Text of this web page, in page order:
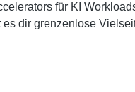
für KI
dir grenzenlose